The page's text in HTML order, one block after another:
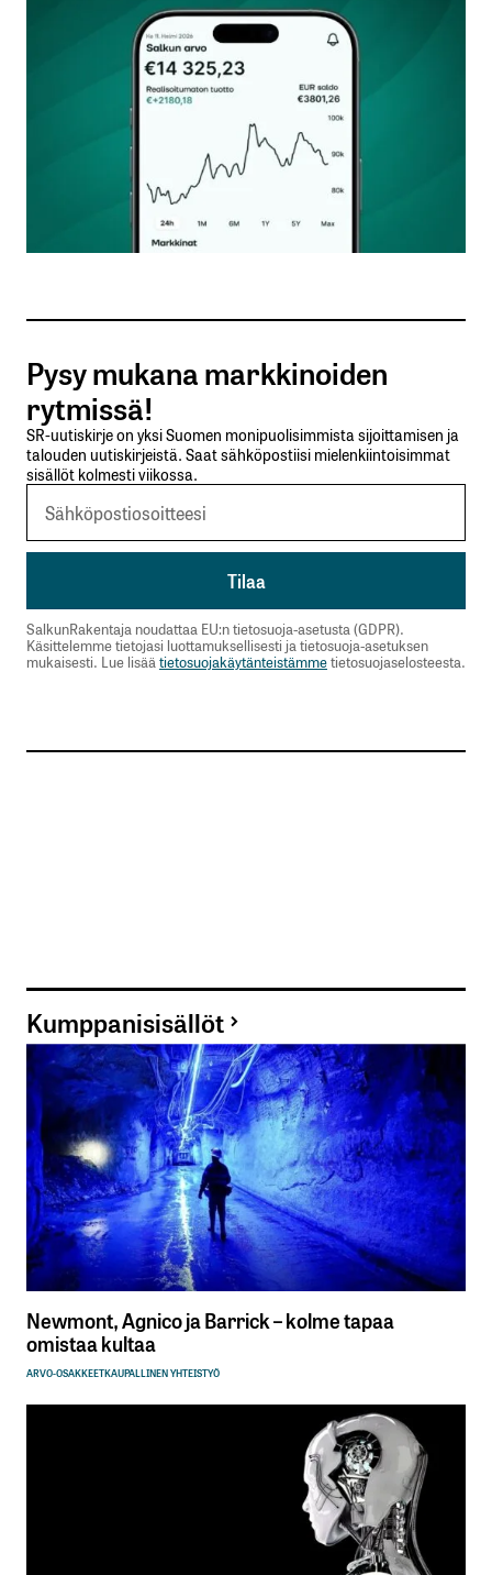
Kommentti*
Nimesi tai nimimerkkisi
Sähköpostiosoitteesi
Tilaa SalkunRakentajan uutiskirje
Lähetä kommentti
Pysy mukana markkinoiden
rytmissä!
SR-uutiskirje on yksi Suomen monipuolisimmista sijoittamisen ja
talouden uutiskirjeistä. Saat sähköpostiisi mielenkiintoisimmat
sisällöt kolmesti viikossa.
SalkunRakentaja noudattaa EU:n tietosuoja-asetusta (GDPR).
Käsittelemme tietojasi luottamuksellisesti ja tietosuoja-asetuksen
mukaisesti. Lue lisää tietosuojakäytänteistämmetietosuojaselosteesta.
Kumppanisisällöt
Newmont, Agnico ja Barrick – kolme tapaa
omistaa kultaa
ARVO-OSAKKEETKAUPALLINEN YHTEISTYÖ